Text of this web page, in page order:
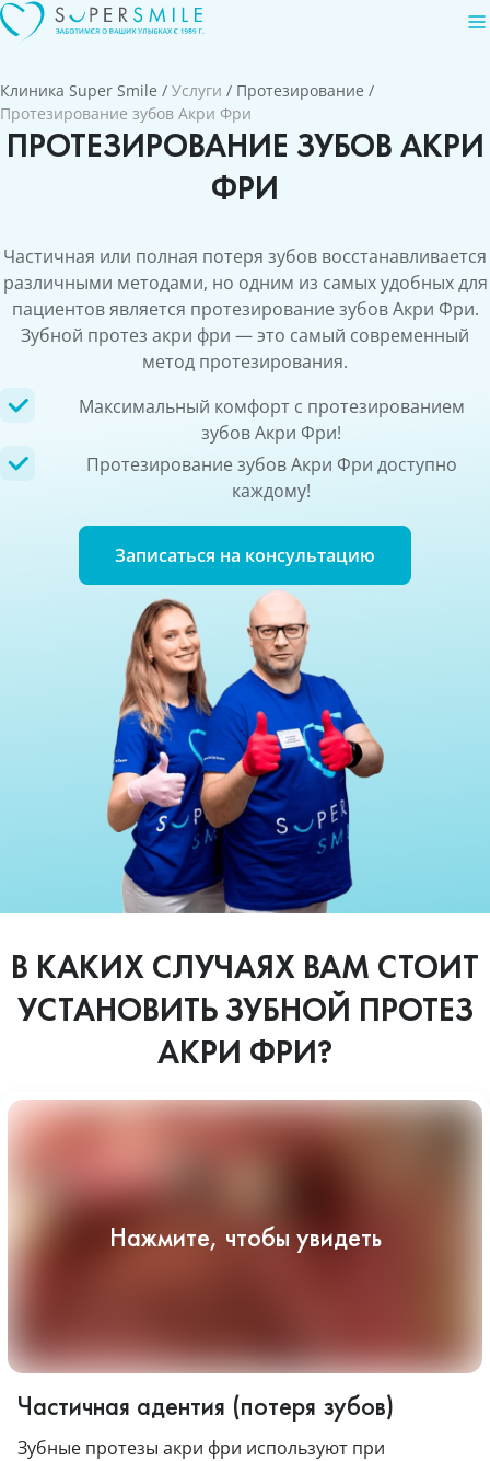
Клиника Super Smile / Услуги / Протезирование /
Протезирование зубов Акри Фри
ПРОТЕЗИРОВАНИЕ ЗУБОВ АКРИ
ФРИ
Частичная или полная потеря зубов восстанавливается
различными методами, но одним из самых удобных для
пациентов является протезирование зубов Акри Фри.
Зубной протез акри фри — это самый современный
метод протезирования.
Максимальный комфорт с протезированием
зубов Акри Фри!
Протезирование зубов Акри Фри доступно
каждому!
Записаться на консультацию
В КАКИХ СЛУЧАЯХ ВАМ СТОИТ
УСТАНОВИТЬ ЗУБНОЙ ПРОТЕЗ
АКРИ ФРИ?
Частичная адентия (потеря зубов)
Зубные протезы акри фри используют при